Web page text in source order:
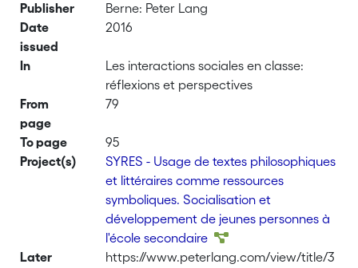
Publisher
Berne: Peter Lang
Date
issued
2016
In
Les interactions sociales en classe:
réflexions et perspectives
From
page
79
To page
95
Project(s)
SYRES - Usage de textes philosophiques
et littéraires comme ressources
symboliques. Socialisation et
développement de jeunes personnes à
l'école secondaire
Later
https://www.peterlang.com/view/title/3